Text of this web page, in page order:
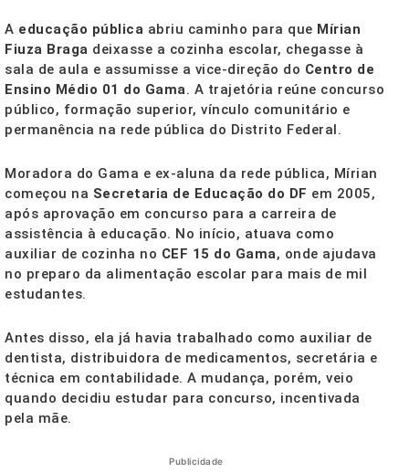
A educação pública abriu caminho para que Mírian
Fiuza Braga deixasse a cozinha escolar, chegasse à
sala de aula e assumisse a vice-direção do Centro de
Ensino Médio 01 do Gama. A trajetória reúne concurso
público, formação superior, vínculo comunitário e
permanência na rede pública do Distrito Federal.
Moradora do Gama e ex-aluna da rede pública, Mírian
começou na Secretaria de Educação do DF em 2005,
após aprovação em concurso para a carreira de
assistência à educação. No início, atuava como
auxiliar de cozinha no CEF 15 do Gama, onde ajudava
no preparo da alimentação escolar para mais de mil
estudantes.
Antes disso, ela já havia trabalhado como auxiliar de
dentista, distribuidora de medicamentos, secretária e
técnica em contabilidade. A mudança, porém, veio
quando decidiu estudar para concurso, incentivada
pela mãe.
Publicidade